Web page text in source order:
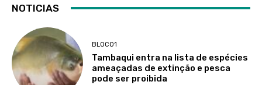
NOTICIAS
BLOCO1
Tambaqui entra na lista de espécies
ameaçadas de extinção e pesca
pode ser proibida